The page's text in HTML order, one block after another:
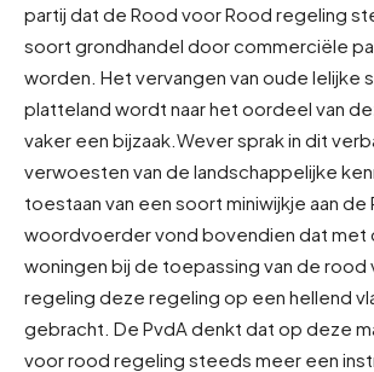
partij dat de Rood voor Rood regeling
soort grondhandel door commerciële
worden. Het vervangen van oude lelijke
platteland wordt naar het oordeel van
vaker een bijzaak. Wever sprak in dit
verwoesten van de landschappelijke
toestaan van een soort miniwijkje aan de
woordvoerder vond bovendien dat met
woningen bij de toepassing van de rood
regeling deze regeling op een hellend
gebracht. De PvdA denkt dat op deze
voor rood regeling steeds meer een